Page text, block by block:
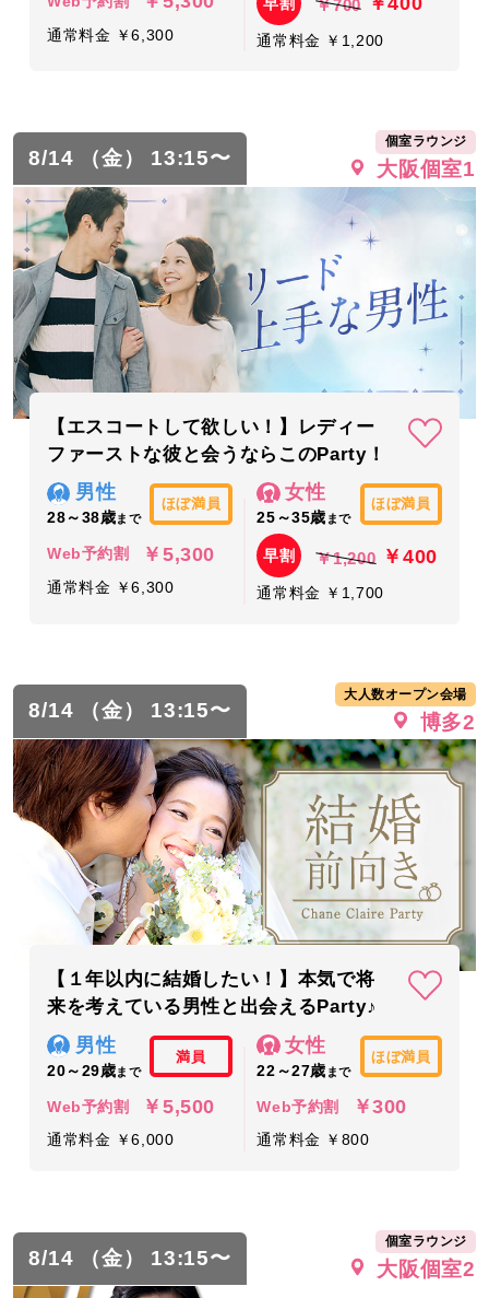
通常料金 ￥6,300
￥700
通常料金 ￥1,200
8/14 （金） 13:15〜
個室ラウンジ
大阪個室1
【エスコートして欲しい！】レディー
ファーストな彼と会うならこのParty！
男性
28～38歳まで
ほぼ満員
Web予約割 ￥5,300
通常料金 ￥6,300
女性
25～35歳 まで
ほぼ満員
早割 ￥1,200 ￥400
通常料金 ￥1,700
8/14 （金） 13:15〜
大人数オープン会場
博多2
【１年以内に結婚したい！】本気で将
来を考えている男性と出会えるParty♪
男性
20～29歳まで
満員
Web予約割 ￥5,500
通常料金 ￥6,000
女性
22～27歳 まで
ほぼ満員
Web予約割 ￥300
通常料金 ￥800
8/14 （金） 13:15〜
個室ラウンジ
大阪個室2